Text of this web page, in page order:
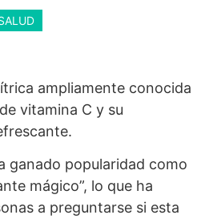
ampliamente conocida
vitamina C y su
ganado popularidad como
mágico”, lo que ha
a preguntarse si esta